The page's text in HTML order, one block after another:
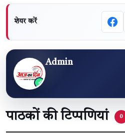
शेयर करें
Admin
पाठकों की टिप्पणियां 0